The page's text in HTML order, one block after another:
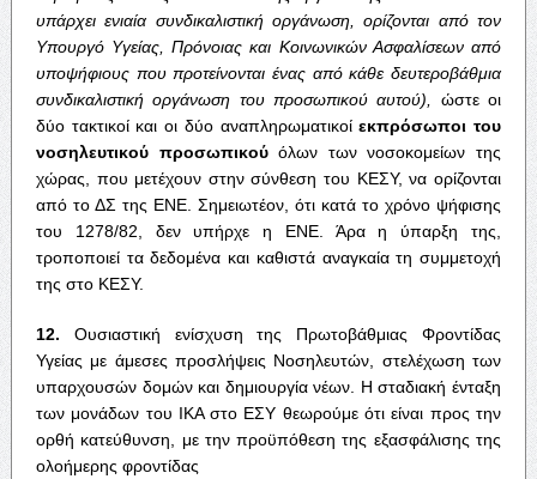
υπάρχει ενιαία συνδικαλιστική οργάνωση, ορίζονται από τον
Υπουργό Υγείας, Πρόνοιας και Κοινωνικών Ασφαλίσεων από
υποψήφιους που προτείνονται ένας από κάθε δευτεροβάθμια
συνδικαλιστική οργάνωση του προσωπικού αυτού), ώστε οι
δύο τακτικοί και οι δύο αναπληρωματικοίεκπρόσωποι του
νοσηλευτικού προσωπικούόλων των νοσοκομείων της
χώρας, που μετέχουν στην σύνθεση του ΚΕΣΥ, να ορίζονται
από το ΔΣ της ΕΝΕ. Σημειωτέον, ότι κατά το χρόνο ψήφισης
του 1278/82, δεν υπήρχε η ΕΝΕ. Άρα η ύπαρξη της,
τροποποιεί τα δεδομένα και καθιστά αναγκαία τη συμμετοχή
της στο ΚΕΣΥ.
12. Ουσιαστική ενίσχυση της Πρωτοβάθμιας Φροντίδας
Υγείας με άμεσες προσλήψεις Νοσηλευτών, στελέχωση των
υπαρχουσών δομών και δημιουργία νέων. Η σταδιακή ένταξη
των μονάδων του ΙΚΑ στο ΕΣΥ θεωρούμε ότι είναι προς την
ορθή κατεύθυνση, με την προϋπόθεση της εξασφάλισης της
ολοήμερης φροντίδας